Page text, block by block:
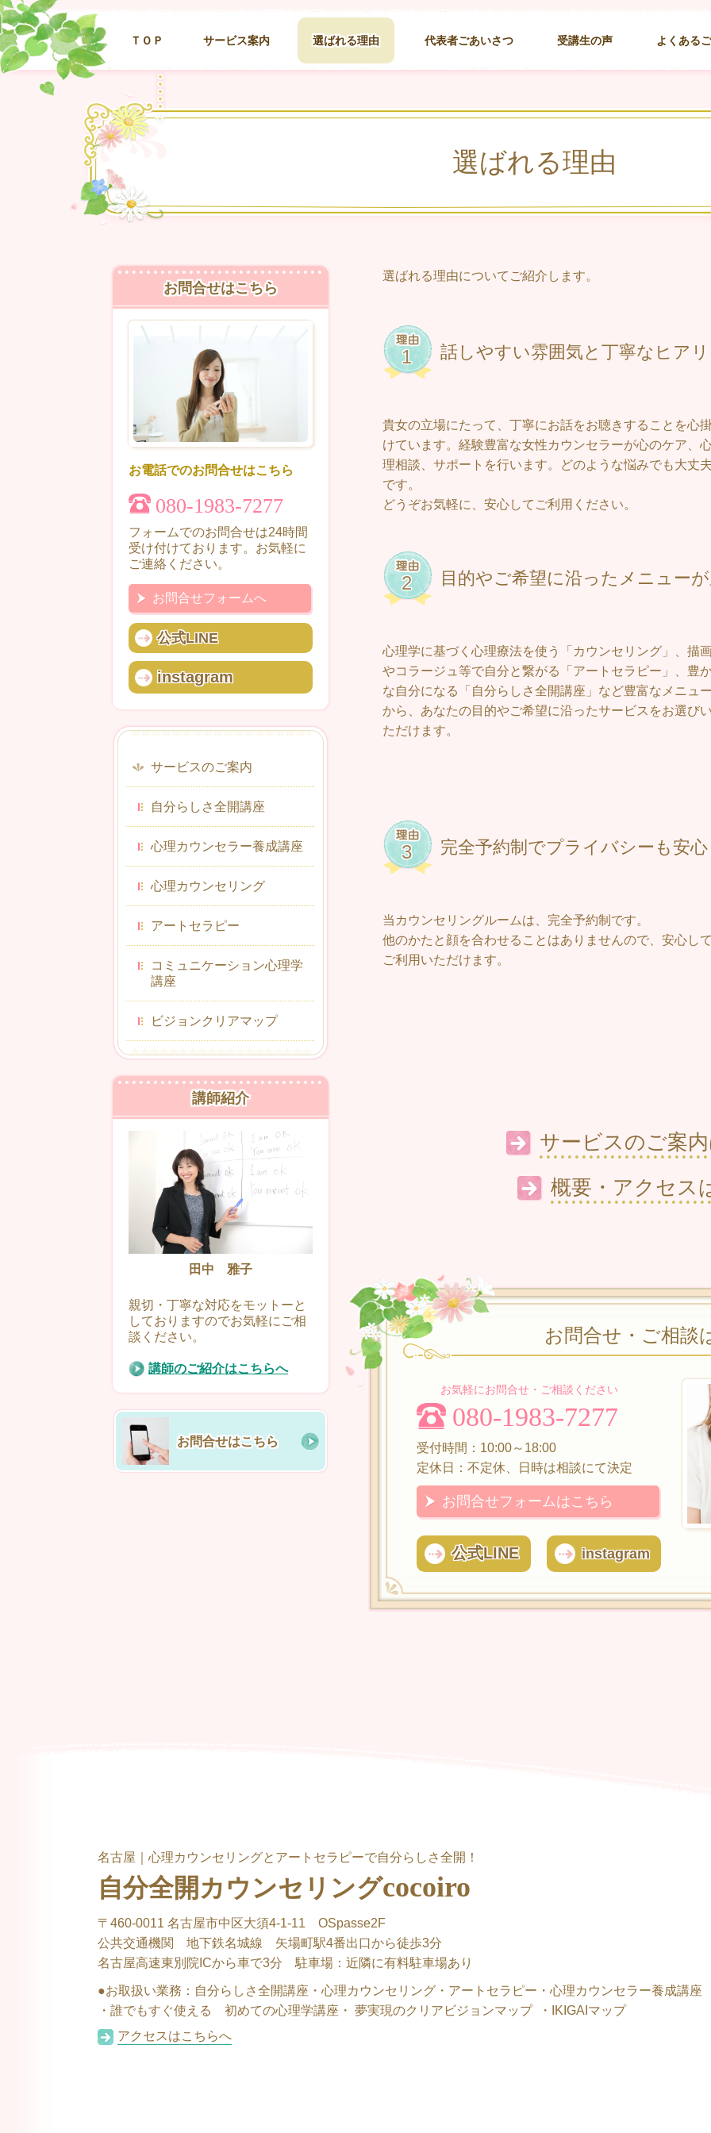
ＴＯＰ サービス案内 選ばれる理由 代表者ごあいさつ 受講生の声 よくある
選ばれる理由
選ばれる理由についてご紹介します。
話しやすい雰囲気と丁寧なヒア
貴女の立場にたって、丁寧にお話をお聴きすることを心
けています。経験豊富な女性カウンセラーが心のケア、
理相談、サポートを行います。どのような悩みでも大丈
です。
どうぞお気軽に、安心してご利用ください。
目的やご希望に沿ったメニュー
心理学に基づく心理療法を使う「カウンセリング」、描
やコラージュ等で自分と繋がる「アートセラピー」、豊
な自分になる「自分らしさ全開講座」など豊富なメニュ
から、あなたの目的やご希望に沿ったサービスをお選び
ただけます。
完全予約制でプライバシーも安心
当カウンセリングルームは、完全予約制です。
他のかたと顔を合わせることはありませんので、安心し
ご利用いただけます。
サービスのご案
概要・アクセス
お問合せ・ご相談
お気軽にお問合せ・ご相談ください
080-1983-7277
受付時間：10:00～18:00
定休日：不定休、日時は相談にて決定
お問合せフォームはこちら
公式LINE instagram
お問合せはこちら
お電話でのお問合せはこちら
080-1983-7277
フォームでのお問合せは24時間
受け付けております。お気軽に
ご連絡ください。
お問合せフォームへ
公式LINE
instagram
サービスのご案内
自分らしさ全開講座
心理カウンセラー養成講座
心理カウンセリング
アートセラピー
コミュニケーション心理学
講座
ビジョンクリアマップ
講師紹介
田中 雅子
親切・丁寧な対応をモットーと
しておりますのでお気軽にご相
談ください。
講師のご紹介はこちらへ
お問合せはこちら
名古屋｜心理カウンセリングとアートセラピーで自分らしさ全開！
自分全開カウンセリングcocoiro
〒460-0011 名古屋市中区大須4-1-11 OSpasse2F
公共交通機関 地下鉄名城線 矢場町駅4番出口から徒歩3分
名古屋高速東別院ICから車で3分 駐車場：近隣に有料駐車場あり
●お取扱い業務： 自分らしさ全開講座・心理カウンセリング・アートセラピー・心理カウンセラー養成講座
・誰でもすぐ使える 初めての心理学講座・ 夢実現のクリアビジョンマップ ・IKIGAIマップ
アクセスはこちらへ